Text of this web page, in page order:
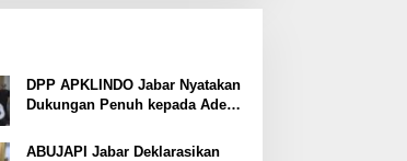
DPP APKLINDO Jabar Nyatakan
Dukungan Penuh kepada Ade
Bandung
ABUJAPI Jabar Deklarasikan